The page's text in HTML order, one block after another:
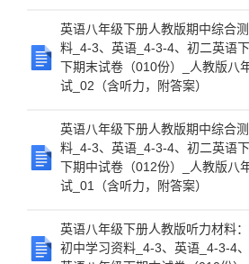
英语八年级下册人教版期中综合
料_4-3、英语_4-3-4、初二英语
下期末试卷（010份）_人教版八
试_02（含听力，附答案）
英语八年级下册人教版期中综合
料_4-3、英语_4-3-4、初二英语
下期中试卷（012份）_人教版八
试_01（含听力，附答案）
英语八年级下册人教版听力材料
初中学习资料_4-3、英语_4-3-4